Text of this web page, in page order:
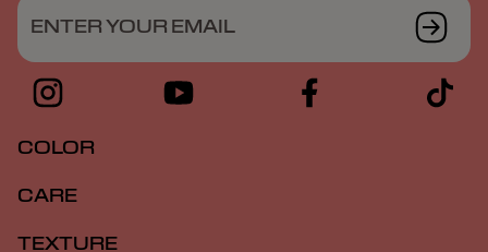
ENTER YOUR EMAIL
COLOR
CARE
TEXTURE